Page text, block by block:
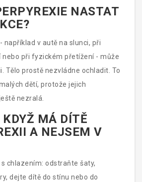
křeče.
NASTAT
například v autě na slunci, při
při fyzickém přetížení - může
Tělo prostě nezvládne ochladit. To
dětí, protože jejich
nezralá.
KDYŽ MÁ DÍTĚ
A NEJSEM V
chlazením: odstraňte šaty,
dejte dítě do stínu nebo do